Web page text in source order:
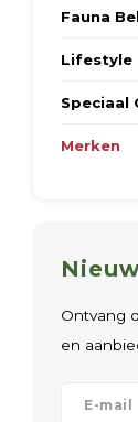
Fauna
Lifestyle
Speciaal
Merken
Ontvang
en